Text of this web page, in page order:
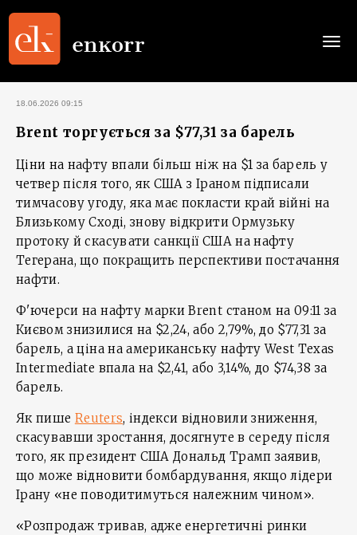
18.06.2026 09:15
Brent торгується за $77,31 за барель
Ціни на нафту впали більш ніж на $1 за барель у
четвер після того, як США з Іраном підписали
тимчасову угоду, яка має покласти край війні на
Близькому Сході, знову відкрити Ормузьку
протоку й скасувати санкції США на нафту
Тегерана, що покращить перспективи постачання
нафти.
Ф'ючерси на нафту марки Brent станом на 09:11 за
Києвом знизилися на $2,24, або 2,79%, до $77,31 за
барель, а ціна на американську нафту West Texas
Intermediate впала на $2,41, або 3,14%, до $74,38 за
барель.
Як пише Reuters, індекси відновили зниження,
скасувавши зростання, досягнуте в середу після
того, як президент США Дональд Трамп заявив,
що може відновити бомбардування, якщо лідери
Ірану «не поводитимуться належним чином».
«Розпродаж тривав, адже енергетичні ринки